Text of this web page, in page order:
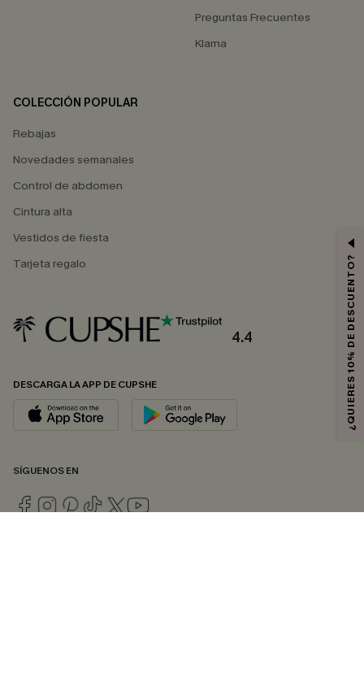
Preguntas Frecuentes
Klarna
COLECCIÓN POPULAR
Rebajas
Novedades semanales
Control de abdomen
Cintura alta
Vestidos de fiesta
Tarjeta regalo
4.4
DESCARGA LA APP DE CUPSHE
SÍGUENOS EN
¿QUIERES 10% DE DESCUENTO?